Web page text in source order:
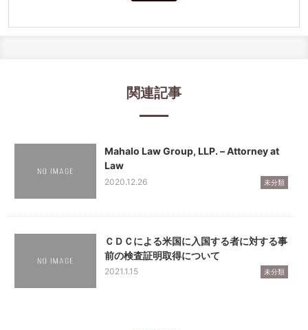
関連記事
Mahalo Law Group, LLP. – Attorney at
Law
2020.12.26 未分類
ＣＤＣによる米国に入国する者に対する事
前の検査証明取得について
2021.1.15 未分類